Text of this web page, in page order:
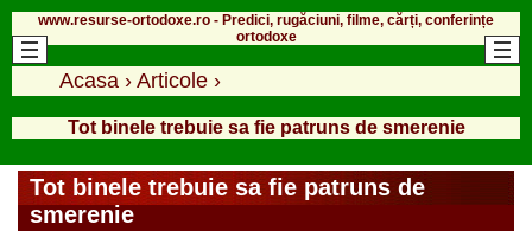
www.resurse-ortodoxe.ro - Predici, rugăciuni, filme, cărți, conferințe
ortodoxe
Acasa › Articole ›
Tot binele trebuie sa fie patruns de smerenie
Tot binele trebuie sa fie patruns de
smerenie